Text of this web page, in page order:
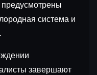
предусмотрены
система и
завершают